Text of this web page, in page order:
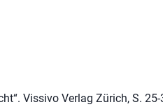
Vissivo Verlag Zürich, S.